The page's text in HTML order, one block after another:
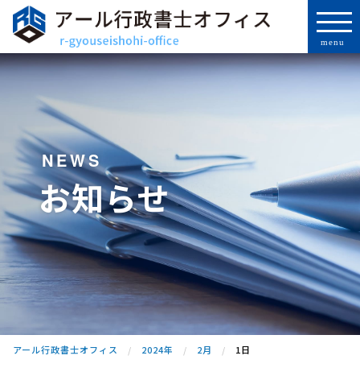
NEWS
お知らせ
アール行政書士オフィス 2024年 2月 1日